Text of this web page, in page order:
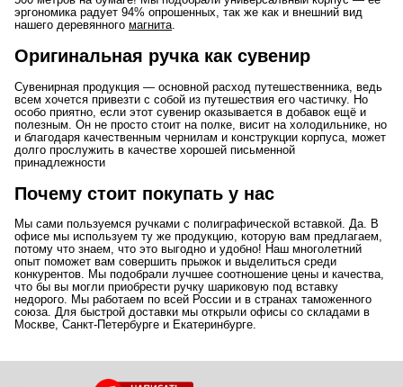
эргономика радует 94% опрошенных, так же как и внешний вид
нашего деревянного магнита.
Оригинальная ручка как сувенир
Сувенирная продукция — основной расход путешественника, ведь
всем хочется привезти с собой из путешествия его частичку. Но
особо приятно, если этот сувенир оказывается в добавок ещё и
полезным. Он не просто стоит на полке, висит на холодильнике, но
и благодаря качественным чернилам и конструкции корпуса, может
долго прослужить в качестве хорошей письменной
принадлежности
Почему стоит покупать у нас
Мы сами пользуемся ручками с полиграфической вставкой. Да. В
офисе мы используем ту же продукцию, которую вам предлагаем,
потому что знаем, что это выгодно и удобно! Наш многолетний
опыт поможет вам совершить прыжок и выделиться среди
конкурентов. Мы подобрали лучшее соотношение цены и качества,
что бы вы могли приобрести ручку шариковую под вставку
недорого. Мы работаем по всей России и в странах таможенного
союза. Для быстрой доставки мы открыли офисы со складами в
Москве, Санкт-Петербурге и Екатеринбурге.